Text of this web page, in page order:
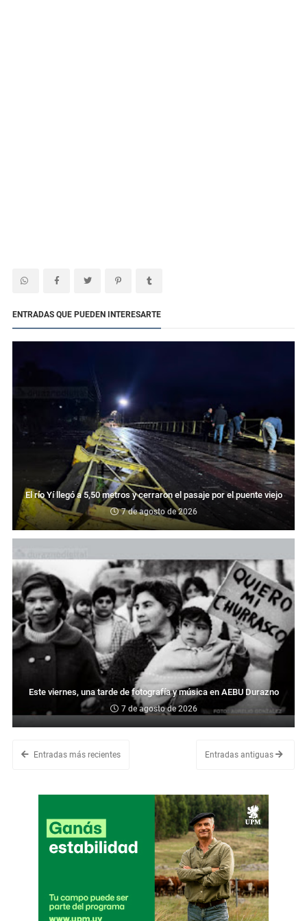
ENTRADAS QUE PUEDEN INTERESARTE
El río Yí llegó a 5,50 metros y cerraron el pasaje por el puente viejo
7 de agosto de 2026
Este viernes, una tarde de fotografía y música en AEBU Durazno
7 de agosto de 2026
Entradas más recientes Entradas antiguas